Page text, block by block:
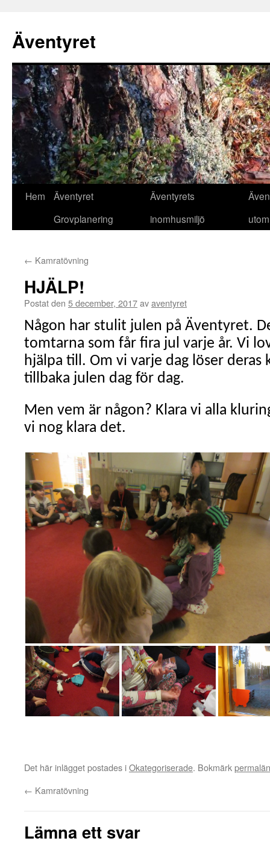
Äventyret
Hoppa
Hem
Äventyret
Grovplanering
Äventyrets
inomhusmiljö
← Kamratövning
HJÄLP!
Postat den 5 december, 2017avaventyret
Någon har stulit julen på Äventyret.
tomtarna som får fira jul varje år. Vi
hjälpa till. Om vi varje dag löser deras
tillbaka julen dag för dag.
Men vem är någon? Klara vi alla
vi nog klara det.
Det här inlägget postades iOkategoriserade. Bokmärk
← Kamratövning
Lämna ett svar